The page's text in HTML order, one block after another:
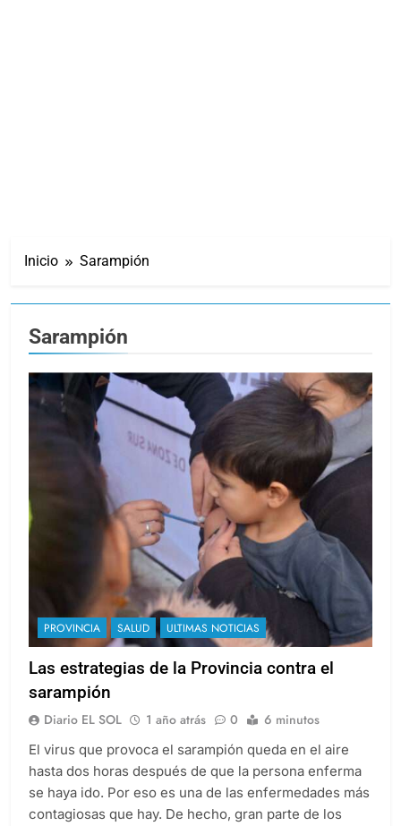
Inicio Sarampión
Sarampión
PROVINCIA SALUD ULTIMAS NOTICIAS
Las estrategias de la Provincia contra el
sarampión
Diario EL SOL 1 año atrás 0 6 minutos
El virus que provoca el sarampión queda en el aire
hasta dos horas después de que la persona enferma
se haya ido. Por eso es una de las enfermedades más
contagiosas que hay. De hecho, gran parte de los